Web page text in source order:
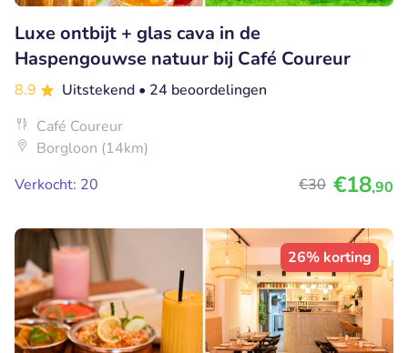
Luxe ontbijt + glas cava in de
Haspengouwse natuur bij Café Coureur
8.9 Uitstekend • 24 beoordelingen
Café Coureur
Borgloon (14km)
Verkocht: 20
€30 €18,90
26% korting